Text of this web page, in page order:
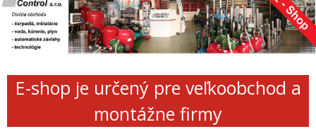
E-shop je určený pre veľkoobchod a
montážne firmy